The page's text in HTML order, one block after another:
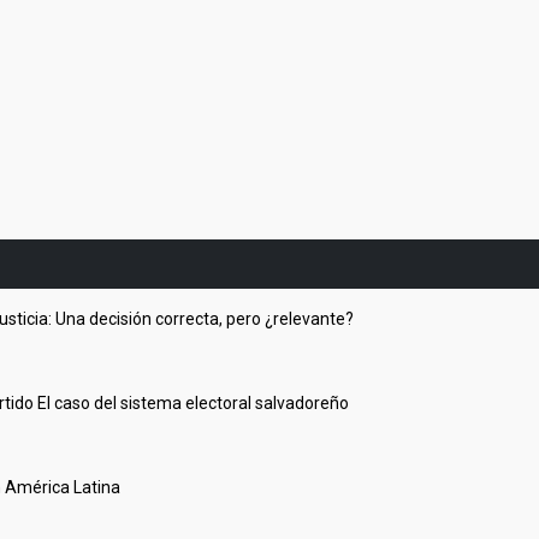
Una decisión correcta, pero ¿relevante?
El caso del sistema electoral salvadoreño
América Latina